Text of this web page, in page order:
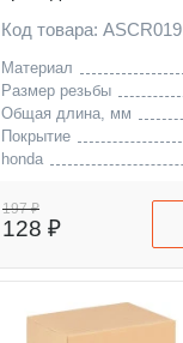
Код товара: ASCR019
Материал
Размер резьбы
Общая длина, мм
Покрытие
honda
197 ₽
128 ₽